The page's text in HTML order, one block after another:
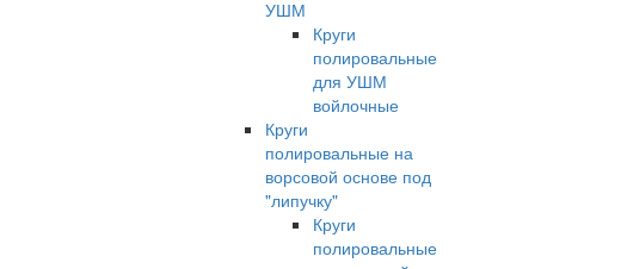
УШМ
Круги
полировальные
для УШМ
войлочные
Круги
полировальные на
ворсовой основе под
"липучку"
Круги
полировальные